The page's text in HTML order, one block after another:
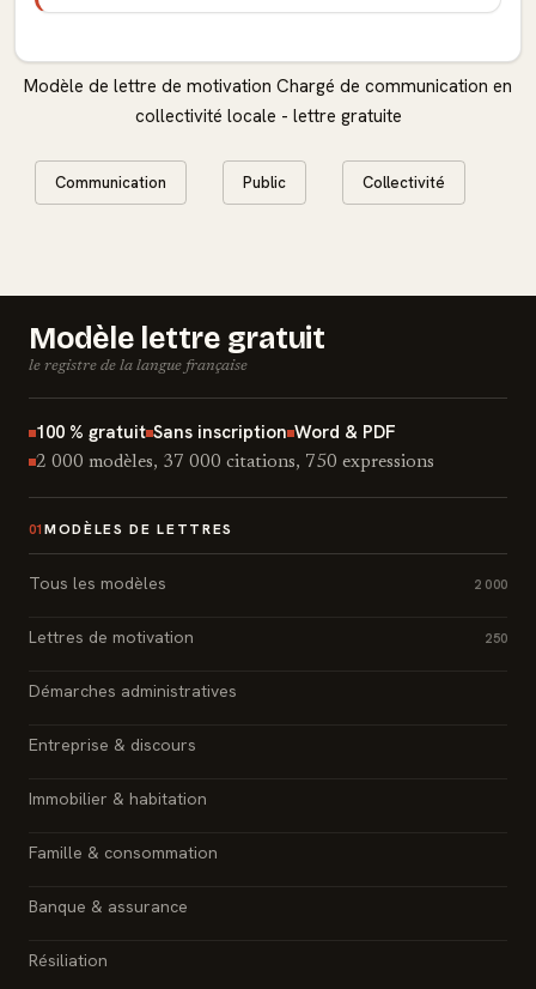
Modèle de lettre de motivation Chargé de communication en
collectivité locale - lettre gratuite
Communication Public Collectivité
Modèle lettre gratuit
le registre de la langue française
100 % gratuit Sans inscription Word & PDF
2 000 modèles, 37 000 citations, 750 expressions
01 MODÈLES DE LETTRES
Tous les modèles 2 000
Lettres de motivation 250
Démarches administratives
Entreprise & discours
Immobilier & habitation
Famille & consommation
Banque & assurance
Résiliation